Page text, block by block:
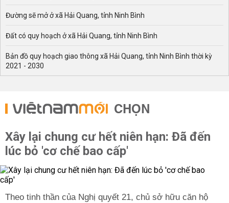
Đường sẽ mở ở xã Hải Quang, tỉnh Ninh Bình
Đất có quy hoạch ở xã Hải Quang, tỉnh Ninh Bình
Bản đồ quy hoạch giao thông xã Hải Quang, tỉnh Ninh Bình thời kỳ
2021 - 2030
CHỌN
Xây lại chung cư hết niên hạn: Đã đến
lúc bỏ 'cơ chế bao cấp'
Theo tinh thần của Nghị quyết 21, chủ sở hữu căn hộ